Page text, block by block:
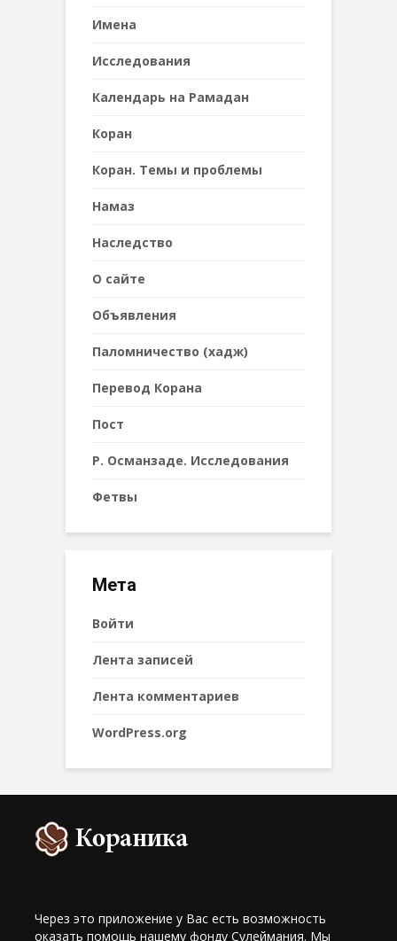
Имена
Исследования
Календарь на Рамадан
Коран
Коран. Темы и проблемы
Намаз
Наследствo
О сайте
Объявления
Паломничество (хадж)
Перевод Корана
Пост
Р. Османзаде. Исследования
Фетвы
Мета
Войти
Лента записей
Лента комментариев
WordPress.org
Через это приложение у Вас есть возможность
оказать помощь нашему фонду Сулеймания. Мы